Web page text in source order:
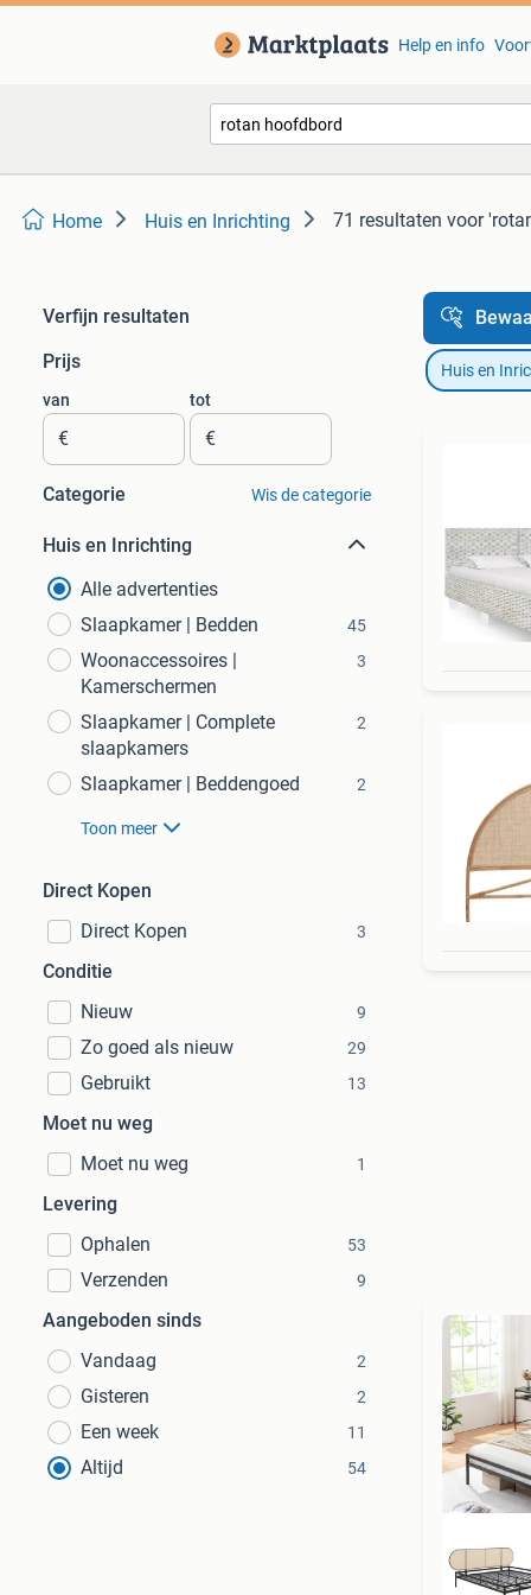
Help en info
Home Huis en Inrichting 71 resultaten voor
Verfijn resultaten
Prijs
van
€
tot
€
Categorie Wis de categorie
Huis en Inrichting
Alle advertenties
Slaapkamer | Bedden
45
Woonaccessoires |
Kamerschermen
3
Slaapkamer | Complete
slaapkamers
2
Slaapkamer | Beddengoed 2
Toon meer
Direct Kopen
Direct Kopen
3
Conditie
Nieuw
9
Zo goed als nieuw 29
Gebruikt 13
Moet nu weg
Moet nu weg
1
Levering
Ophalen
53
Verzenden 9
Aangeboden sinds
Vandaag
2
Gisteren 2
Een week 11
Altijd 54
Huis en